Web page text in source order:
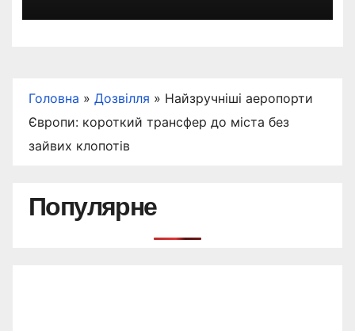
Головна » Дозвілля » Найзручніші аеропорти
Європи: короткий трансфер до міста без
зайвих клопотів
Популярне